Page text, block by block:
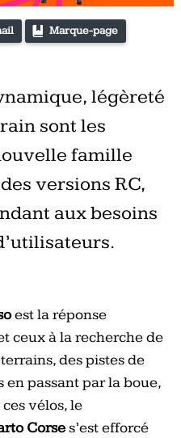
Marque-page
légèreté
sont les
famille
versions RC,
aux besoins
est la réponse
ceux à la recherche de
des pistes de
passant par la boue,
vélos, le
Corses’est efforcé